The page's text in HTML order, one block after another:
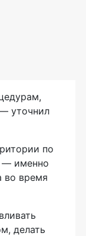
уточнил
по
— именно
во время
делать